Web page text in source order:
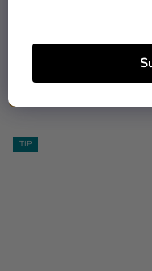
9,90 Lei
ADAUGĂ ÎN COŞ
TIP